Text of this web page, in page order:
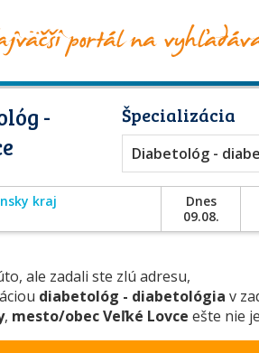
-
Špecializácia
Diabetológ -
kraj
Dnes
09.08.
ale zadali ste zlú adresu,
diabetológ - diabetológia v
, mesto/obec Veľké Lovce ešte nie